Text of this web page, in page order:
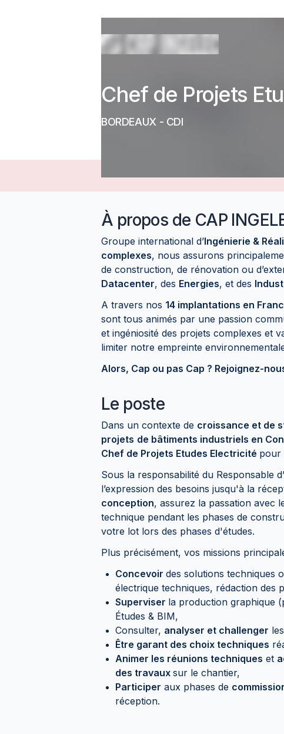
Chef de Projets
BORDEAUX - CDI
À propos de CAP
Groupe international d’Ingénierie &
complexes, nous assurons
de construction, de rénovation ou
Datacenter, des Energies, et des
A travers nos 14 implantations en
sont tous animés par une passion
et ingéniosité des projets complexes et
limiter notre empreinte
Alors, Cap ou pas Cap ? Rejoignez-
Le poste
Dans un contexte de croissance et de
projets de bâtiments industriels en
Chef de Projets Etudes Electricité pour
Sous la responsabilité du Responsable
l’expression des besoins jusqu'à la
conception, assurez la passation avec
technique pendant les phases de
votre lot lors des phases d'études.
Plus précisément, vos missions
Concevoir des solutions techniques
électrique techniques, rédaction des
Superviser la production graphique
Études & BIM,
Consulter, analyser et challenger
Être garant des choix techniques
Animer les réunions techniques et
des travaux sur le chantier,
Participer aux phases de
réception.